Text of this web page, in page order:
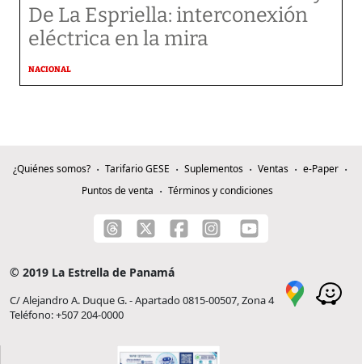
De La Espriella: interconexión
eléctrica en la mira
NACIONAL
¿Quiénes somos? Tarifario GESE Suplementos Ventas
e-Paper
Puntos de venta
Términos y condiciones
© 2019 La Estrella de Panamá
C/ Alejandro A. Duque G. - Apartado 0815-00507, Zona 4
Teléfono: +507 204-0000